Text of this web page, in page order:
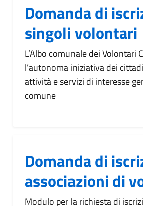
Domanda di
singoli volontari
L’Albo comunale dei
l’autonoma iniziativa dei
attività e servizi di interesse
comune
Domanda di
associazioni di
Modulo per la richiesta di